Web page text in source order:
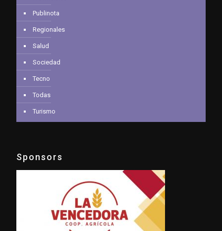
Publinota
Regionales
Salud
Sociedad
Tecno
Todas
Turismo
Sponsors